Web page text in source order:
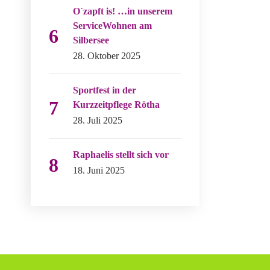
O´zapft is! …in unserem
ServiceWohnen am
Silbersee
28. Oktober 2025
Sportfest in der
Kurzzeitpflege Rötha
28. Juli 2025
Raphaelis stellt sich vor
18. Juni 2025